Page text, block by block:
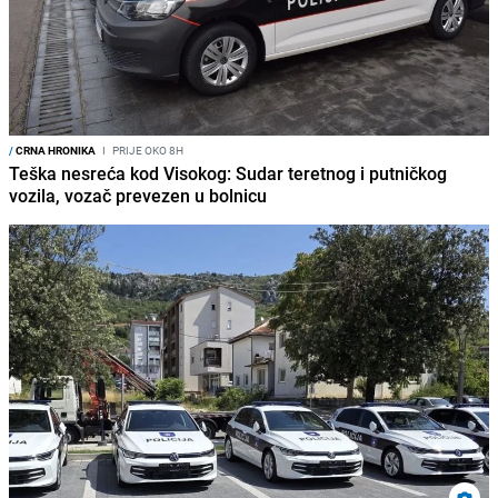
/CRNA HRONIKA I PRIJE OKO 8H
Teška nesreća kod Visokog: Sudar teretnog i putničkog
vozila, vozač prevezen u bolnicu